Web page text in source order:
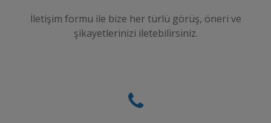
İletişim formu ile bize her türlü görüş, öneri ve
şikayetlerinizi iletebilirsiniz.